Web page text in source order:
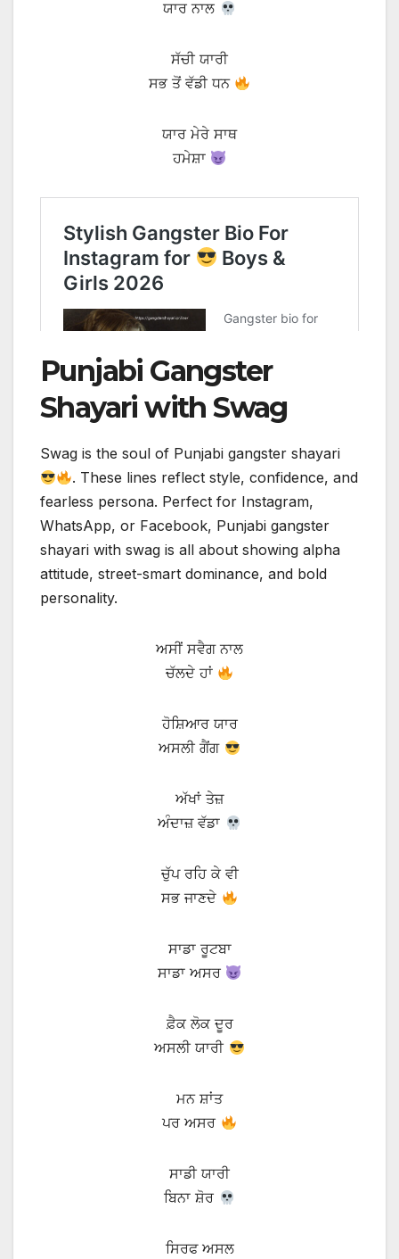
ਯਾਰ ਨਾਲ
ਸੱਚੀ ਯਾਰੀ
ਸਭ ਤੋਂ ਵੱਡੀ ਧਨ
ਯਾਰ ਮੇਰੇ ਸਾਥ
ਹਮੇਸ਼ਾ
Punjabi Gangster
Shayari with Swag
Swag is the soul of Punjabi gangster shayari
. These lines reflect style, confidence, and
fearless persona. Perfect for Instagram,
WhatsApp, or Facebook, Punjabi gangster
shayari with swag is all about showing alpha
attitude, street-smart dominance, and bold
personality.
ਅਸੀਂ ਸਵੈਗ ਨਾਲ
ਚੱਲਦੇ ਹਾਂ
ਹੋਸ਼ਿਆਰ ਯਾਰ
ਅਸਲੀ ਗੈਂਗ
ਅੱਖਾਂ ਤੇਜ਼
ਅੰਦਾਜ਼ ਵੱਡਾ
ਚੁੱਪ ਰਹਿ ਕੇ ਵੀ
ਸਭ ਜਾਣਦੇ
ਸਾਡਾ ਰੂਟਬਾ
ਸਾਡਾ ਅਸਰ
ਫ਼ੈਕ ਲੋਕ ਦੂਰ
ਅਸਲੀ ਯਾਰੀ
ਮਨ ਸ਼ਾਂਤ
ਪਰ ਅਸਰ
ਸਾਡੀ ਯਾਰੀ
ਬਿਨਾ ਸ਼ੋਰ
ਸਿਰਫ ਅਸਲ